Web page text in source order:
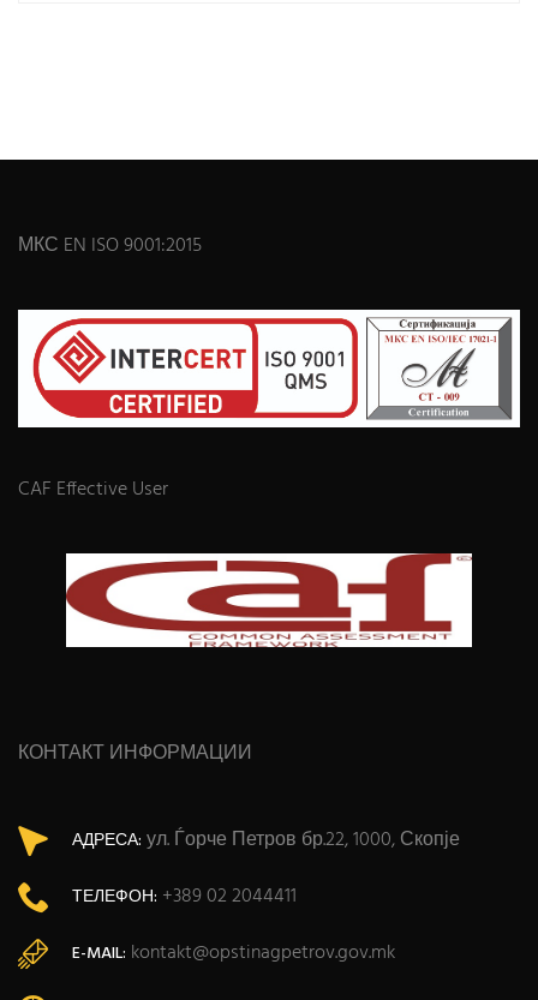
МКС EN ISO 9001:2015
CAF Effective User
КОНТАКТ ИНФОРМАЦИИ
АДРЕСА: ул. Ѓорче Петров бр.22, 1000, Скопје
ТЕЛЕФОН: +389 02 2044411
E-MAIL: kontakt@opstinagpetrov.gov.mk